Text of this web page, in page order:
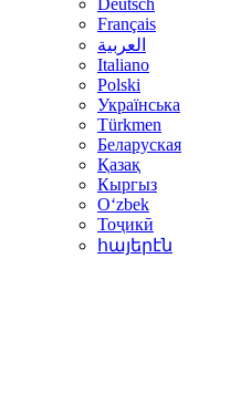
Français
العربية
Italiano
Polski
Українська
Türkmen
Беларуская
Қазақ
Кыргыз
Oʻzbek
Тоҷикӣ
հայերէն